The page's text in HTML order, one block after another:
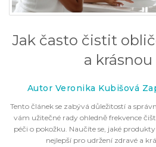
Jak často čistit
a
Autor Veronika Kubišová
Tento článek se zabývá důležitostí a
vám užitečné rady ohledně frekvence
péči o pokožku. Naučíte se, jaké
nejlepší pro udržení zdravé a